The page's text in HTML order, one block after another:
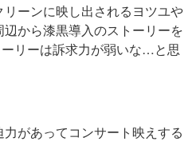
ーンに映し出されるヨツユや
から漆黒導入のストーリーを
リーは訴求力が弱いな…と思
があってコンサート映えする